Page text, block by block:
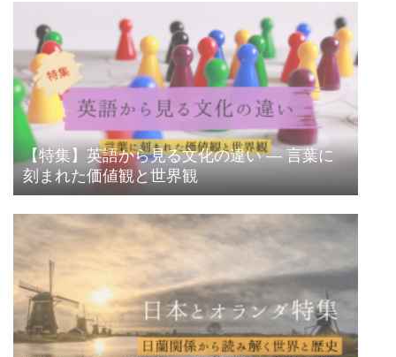
【特集】英語から見る文化の違い ― 言葉に
刻まれた価値観と世界観